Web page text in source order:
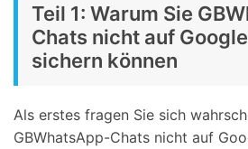
Teil 1: Warum Sie
Chats nicht auf
sichern können
Als erstes fragen Sie sich
GBWhatsApp-Chats nicht auf